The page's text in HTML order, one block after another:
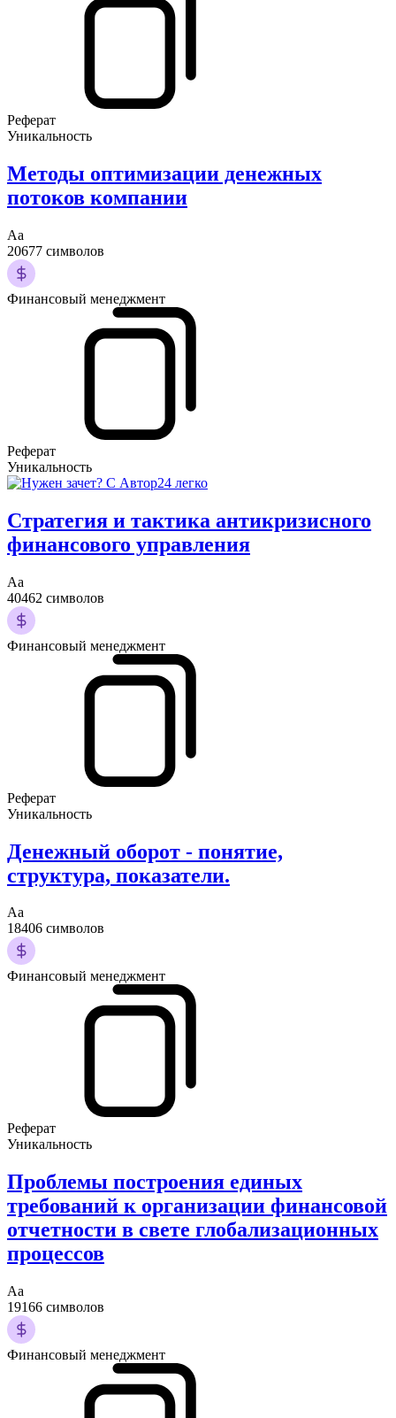
Реферат
Уникальность
Методы оптимизации денежных
потоков компании
Аа
20677 символов
Финансовый менеджмент
Реферат
Уникальность
Стратегия и тактика антикризисного
финансового управления
Аа
40462 символов
Финансовый менеджмент
Реферат
Уникальность
Денежный оборот - понятие,
структура, показатели.
Аа
18406 символов
Финансовый менеджмент
Реферат
Уникальность
Проблемы построения единых
требований к организации финансовой
отчетности в свете глобализационных
процессов
Аа
19166 символов
Финансовый менеджмент